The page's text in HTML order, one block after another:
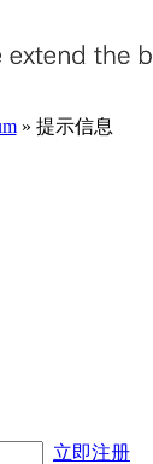
» 提示信息
立即注册